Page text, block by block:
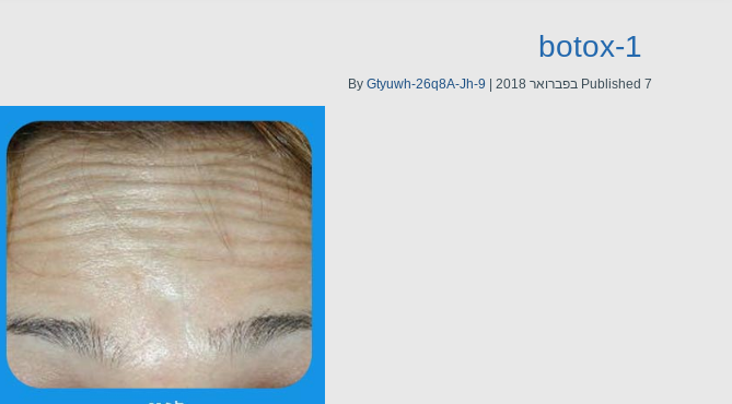
botox-1
Published 7 בפברואר 2018 By Gtyuwh-26q8A-Jh-9